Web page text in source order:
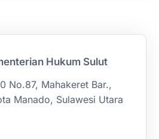
Hukum Sulut
No.87, Mahakeret Bar.,
Manado, Sulawesi Utara